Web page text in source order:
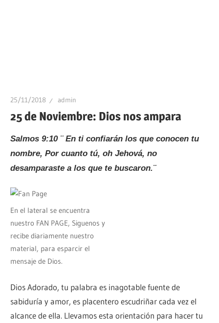
25/11/2018 admin
25 de Noviembre: Dios nos ampara
Salmos 9:10 ¨ En ti confiarán los que conocen tu
nombre, Por cuanto tú, oh Jehová, no
desamparaste a los que te buscaron.¨
En el lateral se encuentra
nuestro FAN PAGE, Siguenos y
recibe diariamente nuestro
material, para esparcir el
mensaje de Dios.
Dios Adorado, tu palabra es inagotable fuente de
sabiduría y amor, es placentero escudriñar cada vez el
alcance de ella. Llevamos esta orientación para hacer tu